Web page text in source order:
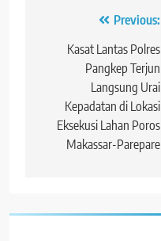
Navigasi Previous:
Kasat Lantas Polres
Pangkep Terjun
Langsung Urai
Kepadatan di Lokasi
Eksekusi Lahan Poros
Makassar-Parepare